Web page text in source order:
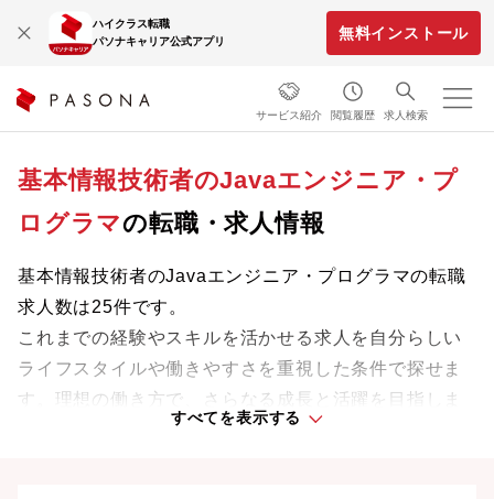
ハイクラス転職
パソナキャリア公式アプリ
無料インストール
サービス紹介 閲覧履歴 求人検索
基本情報技術者のJavaエンジニア・プ
ログラマの転職・求人情報
基本情報技術者のJavaエンジニア・プログラマの転職
求人数は25件です。
これまでの経験やスキルを活かせる求人を自分らしい
ライフスタイルや働きやすさを重視した条件で探せま
す。理想の働き方で、さらなる成長と活躍を目指しま
すべてを表示する